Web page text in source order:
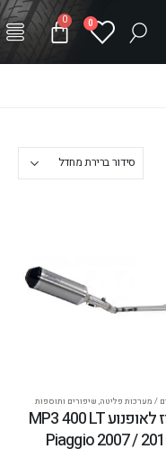
0
0
/ מערכות פליטה, שיפורים ותוספות
אגזוז לאופנוע MP3 400 LT
Piaggio 2007 /